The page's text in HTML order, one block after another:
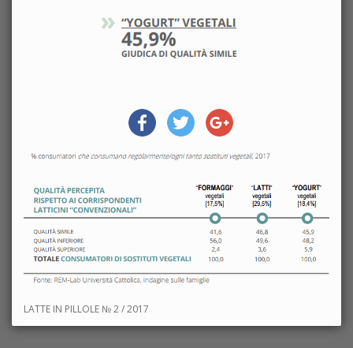
LATTE IN PILLOLE № 2 / 2017